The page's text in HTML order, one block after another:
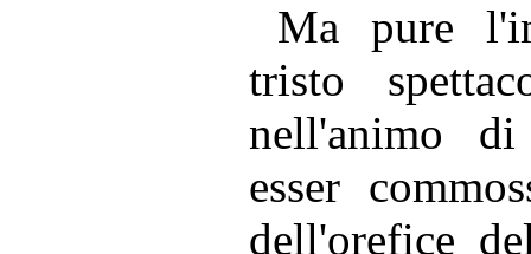
Ma pure
tristo
nell'animo
esser
dell'orefice